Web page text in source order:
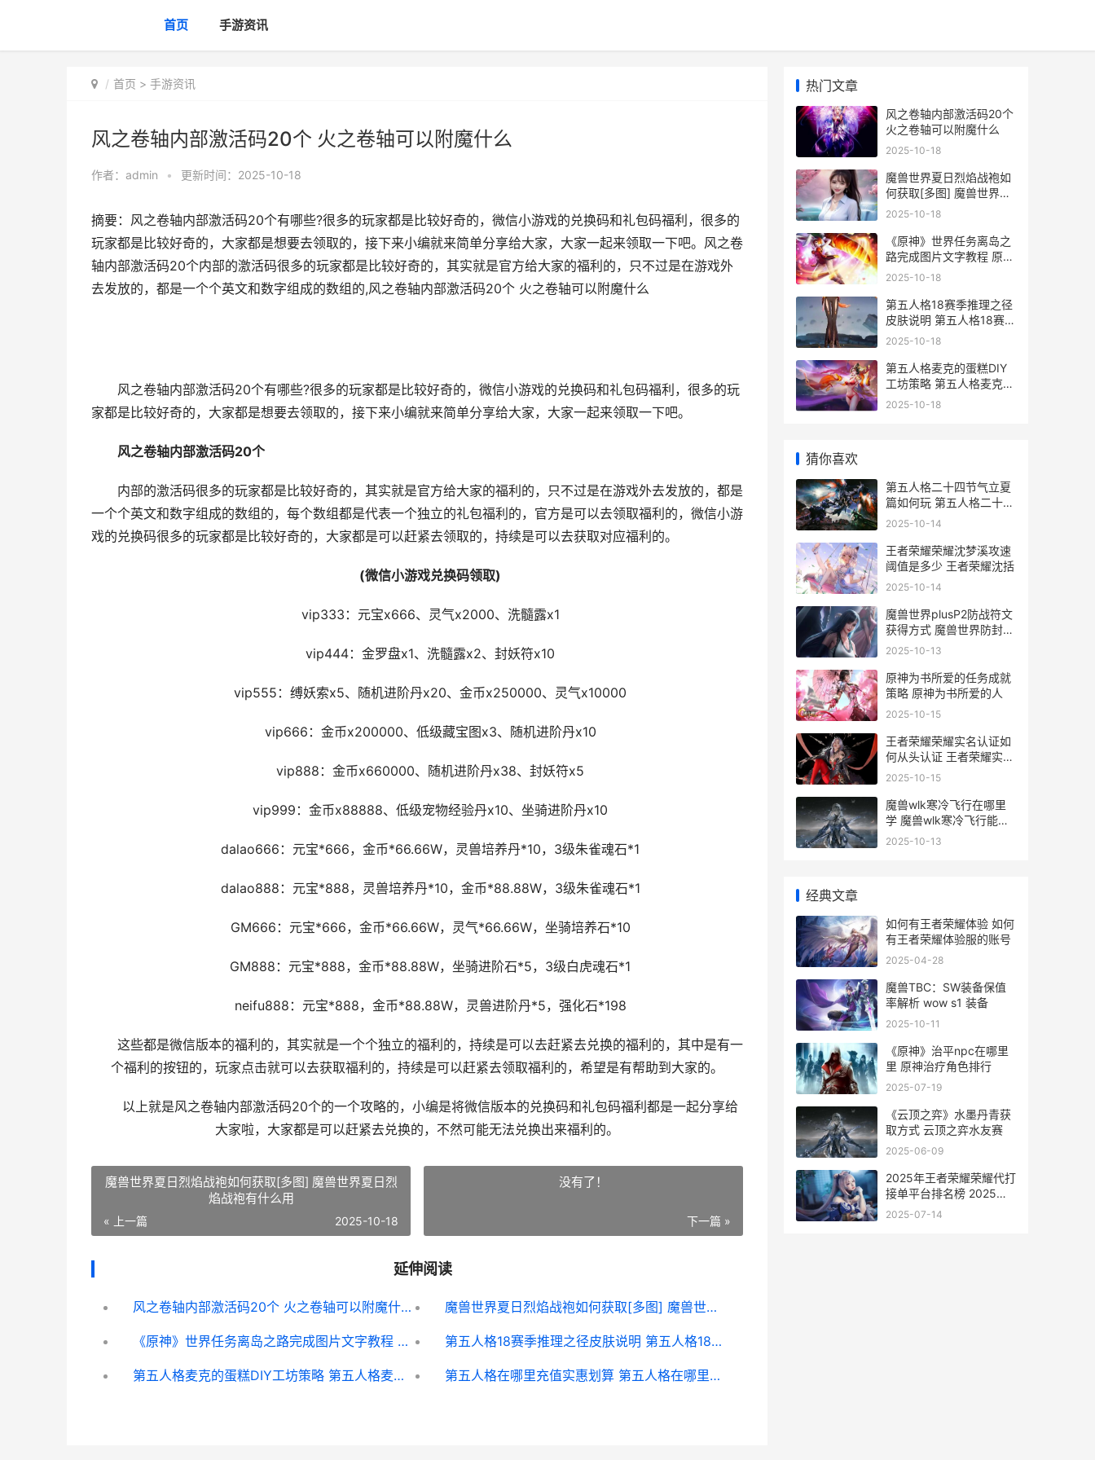
首页 手游资讯
首页 > 手游资讯
风之卷轴内部激活码20个 火之卷轴可以附魔什么
作者： admin • 更新时间：2025-10-18
摘要：风之卷轴内部激活码20个有哪些?很多的玩家都是比较好奇的，微信小游戏的兑换码和礼包码福利，很多的
玩家都是比较好奇的，大家都是想要去领取的，接下来小编就来简单分享给大家，大家一起来领取一下吧。风之卷
轴内部激活码20个内部的激活码很多的玩家都是比较好奇的，其实就是官方给大家的福利的，只不过是在游戏外
去发放的，都是一个个英文和数字组成的数组的,风之卷轴内部激活码20个 火之卷轴可以附魔什么
风之卷轴内部激活码20个有哪些?很多的玩家都是比较好奇的，微信小游戏的兑换码和礼包码福利，很多的玩
家都是比较好奇的，大家都是想要去领取的，接下来小编就来简单分享给大家，大家一起来领取一下吧。
风之卷轴内部激活码20个
内部的激活码很多的玩家都是比较好奇的，其实就是官方给大家的福利的，只不过是在游戏外去发放的，都是
一个个英文和数字组成的数组的，每个数组都是代表一个独立的礼包福利的，官方是可以去领取福利的，微信小游
戏的兑换码很多的玩家都是比较好奇的，大家都是可以赶紧去领取的，持续是可以去获取对应福利的。
(微信小游戏兑换码领取)
vip333：元宝x666、灵气x2000、洗髓露x1
vip444：金罗盘x1、洗髓露x2、封妖符x10
vip555：缚妖索x5、随机进阶丹x20、金币x250000、灵气x10000
vip666：金币x200000、低级藏宝图x3、随机进阶丹x10
vip888：金币x660000、随机进阶丹x38、封妖符x5
vip999：金币x88888、低级宠物经验丹x10、坐骑进阶丹x10
dalao666：元宝*666，金币*66.66W，灵兽培养丹*10，3级朱雀魂石*1
dalao888：元宝*888，灵兽培养丹*10，金币*88.88W，3级朱雀魂石*1
GM666：元宝*666，金币*66.66W，灵气*66.66W，坐骑培养石*10
GM888：元宝*888，金币*88.88W，坐骑进阶石*5，3级白虎魂石*1
neifu888：元宝*888，金币*88.88W，灵兽进阶丹*5，强化石*198
这些都是微信版本的福利的，其实就是一个个独立的福利的，持续是可以去赶紧去兑换的福利的，其中是有一
个福利的按钮的，玩家点击就可以去获取福利的，持续是可以赶紧去领取福利的，希望是有帮助到大家的。
以上就是风之卷轴内部激活码20个的一个攻略的，小编是将微信版本的兑换码和礼包码福利都是一起分享给
大家啦，大家都是可以赶紧去兑换的，不然可能无法兑换出来福利的。
魔兽世界夏日烈焰战袍如何获取[多图] 魔兽世界夏日烈
焰战袍有什么用
« 上一篇 2025-10-18
没有了！
下一篇 »
延伸阅读
风之卷轴内部激活码20个 火之卷轴可以附魔什么 魔兽世界夏日烈焰战袍如何获取[多图] 魔兽世界夏日烈焰战袍有什么用
《原神》世界任务离岛之路完成图片文字教程 原神世界任务可以联机吗 第五人格18赛季推理之径皮肤说明 第五人格18赛季结束时间
第五人格麦克的蛋糕DIY工坊策略 第五人格麦克的烟火秀 第五人格在哪里充值实惠划算 第五人格在哪里换归宿
热门文章
风之卷轴内部激活码20个
火之卷轴可以附魔什么
2025-10-18
魔兽世界夏日烈焰战袍如
何获取[多图] 魔兽世界夏
日烈焰战袍有什么用
2025-10-18
《原神》世界任务离岛之
路完成图片文字教程 原神
世界任务可以联机吗
2025-10-18
第五人格18赛季推理之径
皮肤说明 第五人格18赛季
结束时间
2025-10-18
第五人格麦克的蛋糕DIY
工坊策略 第五人格麦克的
烟火秀
2025-10-18
猜你喜欢
第五人格二十四节气立夏
篇如何玩 第五人格二十四
节气头像怎么获得
2025-10-14
王者荣耀荣耀沈梦溪攻速
阈值是多少 王者荣耀沈括
2025-10-14
魔兽世界plusP2防战符文
获得方式 魔兽世界防封技
巧
2025-10-13
原神为书所爱的任务成就
策略 原神为书所爱的人
2025-10-15
王者荣耀荣耀实名认证如
何从头认证 王者荣耀实名
认证最新公告
2025-10-15
魔兽wlk寒冷飞行在哪里
学 魔兽wlk寒冷飞行能寄
给跨阵营吗
2025-10-13
经典文章
如何有王者荣耀体验 如何
有王者荣耀体验服的账号
2025-04-28
魔兽TBC：SW装备保值
率解析 wow s1 装备
2025-10-11
《原神》治平npc在哪里
里 原神治疗角色排行
2025-07-19
《云顶之弈》水墨丹青获
取方式 云顶之弈水友赛
2025-06-09
2025年王者荣耀荣耀代打
接单平台排名榜 2025年
王者荣耀春季总决赛
2025-07-14